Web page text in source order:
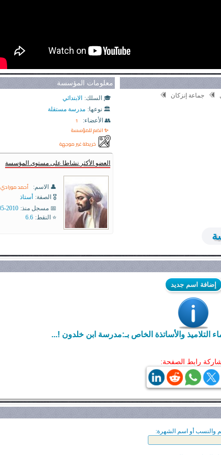
جماعة إنزكان
معلومات المؤسسة
🎓 السلك: الابتدائي
🏛️ نوعها: مدرسة مستقلة
👥 الأعضاء:
1
✨ انضم للمؤسسة
خريطة غير موجهة
العضو الأكثر نشاطا على مستوى المؤسسة
👤 الاسم: أحمد مورادي
🎖️ الصفة: أستاذ
📅 مسجل منذ: 2010-05-11
⭐ النقط: 6.6
إضافة اسم جديد
والأساتذة الخاص بـ:مدرسة ابن خلدون !...
رابط الصفحة:
والنسب أو اسم الشهرة: